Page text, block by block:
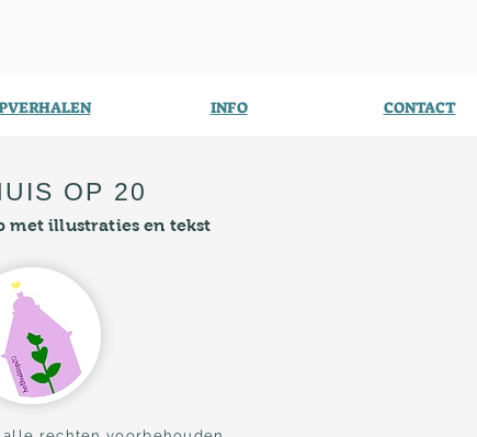
INFO CONTACT
OP 20
met illustraties en tekst